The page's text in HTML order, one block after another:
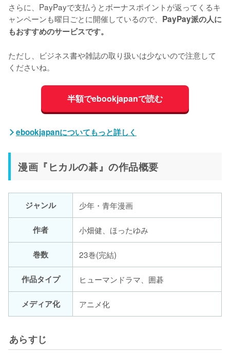
さらに、PayPayで支払うとボーナスポイントが返ってくるキ
ャンペーンも曜日ごとに開催しているので、 PayPay派の人に
もおすすめのサービスです。
ただし、ビジネス書や雑誌の取り扱いは少ないので注意して
くださいね。
半額でebookjapanで読む
ebookjapanについてもっと詳しく
漫画『ヒカルの碁』の作品概要
ジャンル 少年・青年漫画
作者 小畑健、ほったゆみ
巻数 23巻(完結)
作品タイプ ヒューマンドラマ、囲碁
メディア化 アニメ化
あらすじ